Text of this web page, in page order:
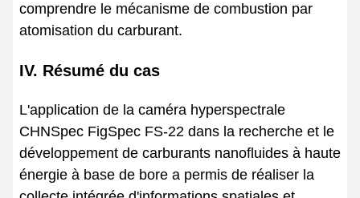
comprendre le mécanisme de combustion par
atomisation du carburant.
IV. Résumé du cas
L'application de la caméra hyperspectrale
CHNSpec FigSpec FS-22 dans la recherche et le
développement de carburants nanofluides à haute
énergie à base de bore a permis de réaliser la